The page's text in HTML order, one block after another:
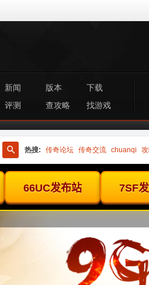
新闻 版本
下载
评测
查攻略 找游戏
搜
热搜: 传奇论坛 传奇交流 chuanqi